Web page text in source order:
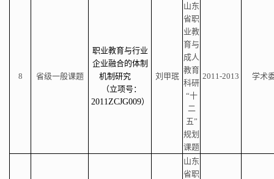
8 省级一般课题
职业教育与行业
企业融合的体制
机制研究
（立项号：
2011ZCJG009）
刘甲珉
山东
省职
业教
育与
成人
教育
科研
“十
二
五”
规划
课题
2011-2013 学术
山东
省职